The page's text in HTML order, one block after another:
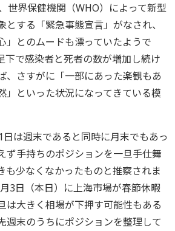
世界保健機関（WHO）によって新型
とする「緊急事態宣言」がなされ、
」とのムードも漂っていたようで
下で感染者と死者の数が増加し続け
、さすがに「一部にあった楽観もあ
」といった状況になってきている模
は週末であると同時に月末でもあっ
ず手持ちのポジションを一旦手仕舞
も少なくなかったものと推察されま
3日（本日）に上海市場が春節休暇
は大きく相場が下押す可能性もある
週末のうちにポジションを整理して